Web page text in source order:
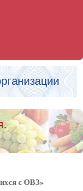
с ОВЗ»